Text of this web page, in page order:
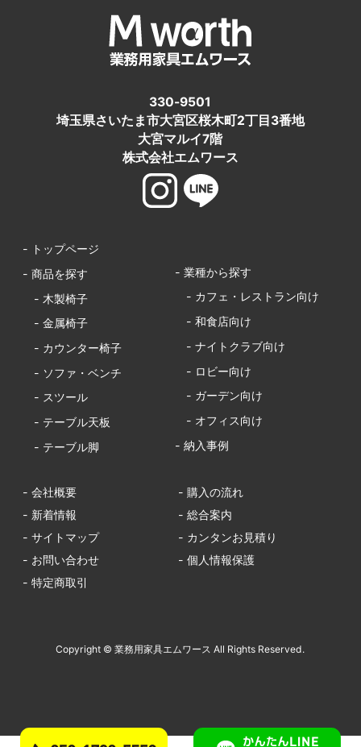
330-9501
埼玉県さいたま市大宮区桜木町2丁目3番地
大宮マルイ7階
株式会社エムワース
- トップページ
- 商品を探す
- 木製椅子
- 金属椅子
- カウンター椅子
- ソファ・ベンチ
- スツール
- テーブル天板
- テーブル脚
- 業種から探す
- カフェ・レストラン向け
- 和食店向け
- ナイトクラブ向け
- ロビー向け
- ガーデン向け
- オフィス向け
- 納入事例
- 会社概要
- 購入の流れ
- 新着情報
- 総合案内
- サイトマップ
- カンタンお見積り
- お問い合わせ
- 個人情報保護
- 特定商取引
Copyright © 業務用家具エムワース All Rights Reserved.